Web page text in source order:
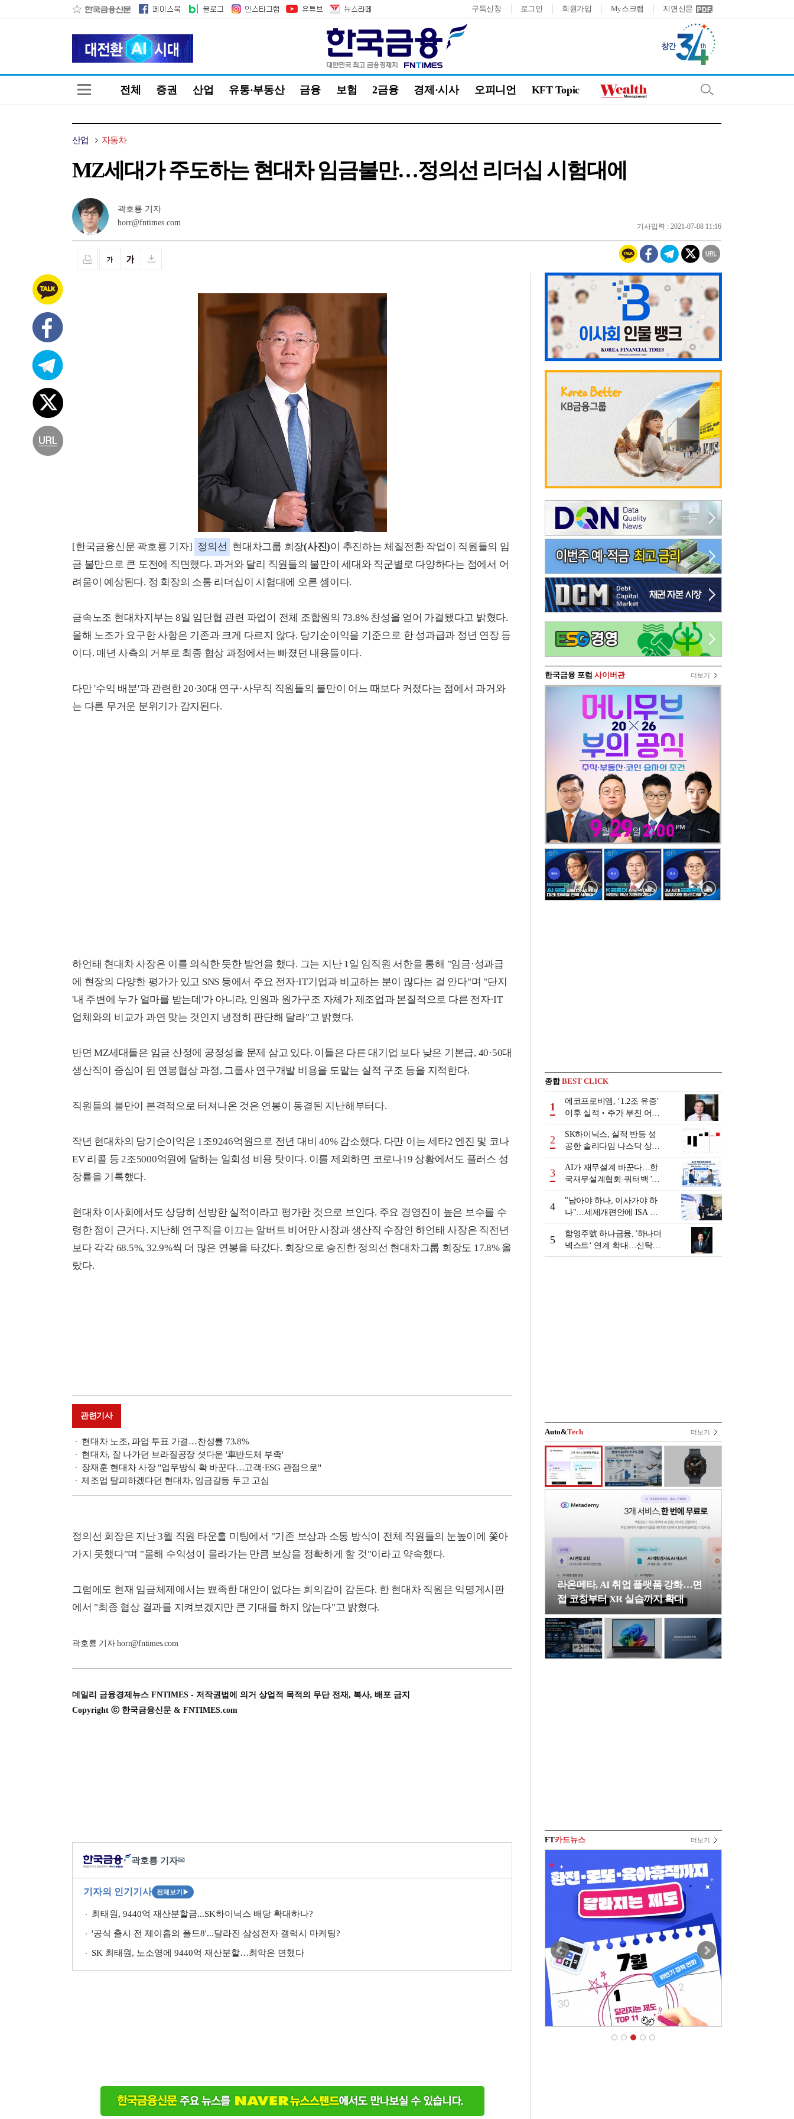
구독신청 로그인 회원가입 My스크랩 지면신문
전체 증권 산업 유통·부동산 금융 보험 2금융 경제·시사 오피니언 KFT Topic
산업 자동차
MZ세대가 주도하는 현대차 임금불만…정의선 리더십 시험대에
곽호룡 기자
horr@fntimes.com
기사입력 : 2021-07-08 11:16
[한국금융신문 곽호룡 기자] 정의선 현대차그룹 회장(사진)이 추진하는 체질전환 작업이 직원들의 임
금 불만으로 큰 도전에 직면했다. 과거와 달리 직원들의 불만이 세대와 직군별로 다양하다는 점에서 어
려움이 예상된다. 정 회장의 소통 리더십이 시험대에 오른 셈이다.
금속노조 현대차지부는 8일 임단협 관련 파업이 전체 조합원의 73.8% 찬성을 얻어 가결됐다고 밝혔다.
올해 노조가 요구한 사항은 기존과 크게 다르지 않다. 당기순이익을 기준으로 한 성과급과 정년 연장 등
이다. 매년 사측의 거부로 최종 협상 과정에서는 빠졌던 내용들이다.
다만 '수익 배분'과 관련한 20·30대 연구·사무직 직원들의 불만이 어느 때보다 커졌다는 점에서 과거와
는 다른 무거운 분위기가 감지된다.
하언태 현대차 사장은 이를 의식한 듯한 발언을 했다. 그는 지난 1일 임직원 서한을 통해 "임금·성과급
에 현장의 다양한 평가가 있고 SNS 등에서 주요 전자·IT기업과 비교하는 분이 많다는 걸 안다"며 "단지
'내 주변에 누가 얼마를 받는데'가 아니라, 인원과 원가구조 자체가 제조업과 본질적으로 다른 전자·IT
업체와의 비교가 과연 맞는 것인지 냉정히 판단해 달라"고 밝혔다.
반면 MZ세대들은 임금 산정에 공정성을 문제 삼고 있다. 이들은 다른 대기업 보다 낮은 기본급, 40·50대
생산직이 중심이 된 연봉협상 과정, 그룹사 연구개발 비용을 도맡는 실적 구조 등을 지적한다.
직원들의 불만이 본격적으로 터져나온 것은 연봉이 동결된 지난해부터다.
작년 현대차의 당기순이익은 1조9246억원으로 전년 대비 40% 감소했다. 다만 이는 세타2 엔진 및 코나
EV 리콜 등 2조5000억원에 달하는 일회성 비용 탓이다. 이를 제외하면 코로나19 상황에서도 플러스 성
장률을 기록했다.
현대차 이사회에서도 상당히 선방한 실적이라고 평가한 것으로 보인다. 주요 경영진이 높은 보수를 수
령한 점이 근거다. 지난해 연구직을 이끄는 알버트 비어만 사장과 생산직 수장인 하언태 사장은 직전년
보다 각각 68.5%, 32.9%씩 더 많은 연봉을 타갔다. 회장으로 승진한 정의선 현대차그룹 회장도 17.8% 올
랐다.
관련기사
현대차 노조, 파업 투표 가결…찬성률 73.8%
현대차, 잘 나가던 브라질공장 셧다운 '車반도체 부족'
장재훈 현대차 사장 "업무방식 확 바꾼다…고객·ESG 관점으로"
제조업 탈피하겠다던 현대차, 임금갈등 두고 고심
정의선 회장은 지난 3월 직원 타운홀 미팅에서 "기존 보상과 소통 방식이 전체 직원들의 눈높이에 쫓아
가지 못했다"며 "올해 수익성이 올라가는 만큼 보상을 정확하게 할 것"이라고 약속했다.
그럼에도 현재 임금체제에서는 뾰족한 대안이 없다는 회의감이 감돈다. 한 현대차 직원은 익명게시판
에서 "최종 협상 결과를 지켜보겠지만 큰 기대를 하지 않는다"고 밝혔다.
곽호룡 기자 horr@fntimes.com
데일리 금융경제뉴스 FNTIMES - 저작권법에 의거 상업적 목적의 무단 전재, 복사, 배포 금지
Copyright ⓒ 한국금융신문 & FNTIMES.com
곽호룡 기자✉
기자의 인기기사 전체보기 ▶
최태원, 9440억 재산분할금...SK하이닉스 배당 확대하나?
'공식 출시 전 제이홉의 폴드8'...달라진 삼성전자 갤럭시 마케팅?
SK 최태원, 노소영에 9440억 재산분할…최악은 면했다
한국금융 포럼 사이버관 더보기
종합BEST CLICK
1
에코프로비엠, ‘1.2조 유증’
이후 실적‧주가 부진 어쩌
2
SK하이닉스, 실적 반등 성
공한 솔리다임 나스닥 상장
3
AI가 재무설계 바꾼다…한
국재무설계협회·쿼터백 '베
4
"남아야 하나, 이사가야 하
나"…세제개편안에 ISA 투
5
함영주號 하나금융, '하나더
넥스트‘ 연계 확대…신탁수
수료 2배 증가 효과 [금융 시
Auto&Tech 더보기
라온메타, AI 취업 플랫폼 강화…면
접 코칭부터 XR 실습까지 확대
FT카드뉴스 더보기